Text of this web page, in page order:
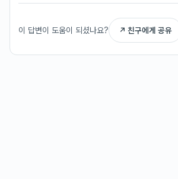
이 답변이 도움이 되셨나요? ↗ 친구에게 공유